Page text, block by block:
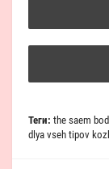
Теги: the saem
dlya vseh tipov